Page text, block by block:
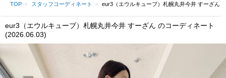
TOP スタッフコーディネート eur3（エウルキューブ）札幌丸井今井 すーざん
eur3（エウルキューブ）札幌丸井今井 すーざん のコーディネート
(2026.06.03)